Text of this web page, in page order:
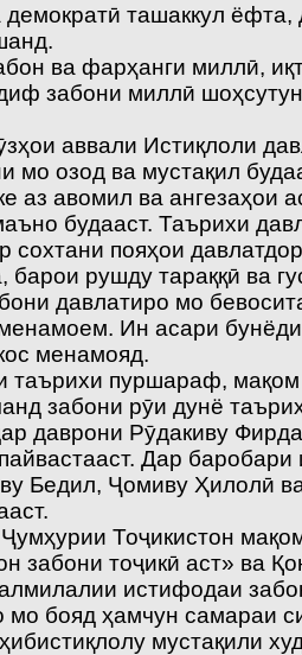
ташаккул
ва фарҳанги миллӣ,
забони миллӣ
аввали Истиқлоли
мо озод ва мустақил
аз авомил ва ангезаҳои
будааст. Таърихи
пояҳои
барои рушду тараққӣ
давлатиро мо
Ин асари
менамояд.
таърихи пуршараф,
забони рӯи дунё
даврони Рӯдакиву
Дар
Бедил, Ҷомиву Ҳилолӣ
Тоҷикистон
забони тоҷикӣ аст» ва
истифодаи
бояд ҳамчун самараи
мустақили